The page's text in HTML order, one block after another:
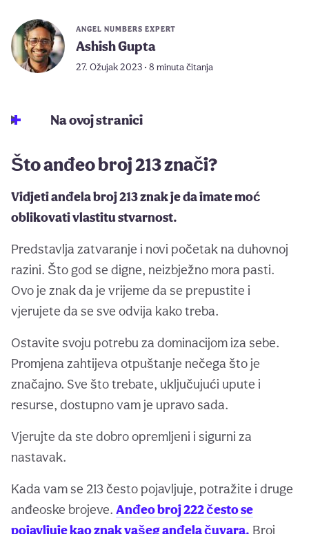
ANGEL NUMBERS EXPERT
Ashish Gupta
27. Ožujak 2023 • 8 minuta čitanja
Na ovoj stranici
Što anđeo broj 213 znači?
Vidjeti anđela broj 213 znak je da imate moć
oblikovati vlastitu stvarnost.
Predstavlja zatvaranje i novi početak na duhovnoj
razini. Što god se digne, neizbježno mora pasti.
Ovo je znak da je vrijeme da se prepustite i
vjerujete da se sve odvija kako treba.
Ostavite svoju potrebu za dominacijom iza sebe.
Promjena zahtijeva otpuštanje nečega što je
značajno. Sve što trebate, uključujući upute i
resurse, dostupno vam je upravo sada.
Vjerujte da ste dobro opremljeni i sigurni za
nastavak.
Kada vam se 213 često pojavljuje, potražite i druge
anđeoske brojeve. Anđeo broj 222 često se
pojavljuje kao znak vašeg anđela čuvara. Broj